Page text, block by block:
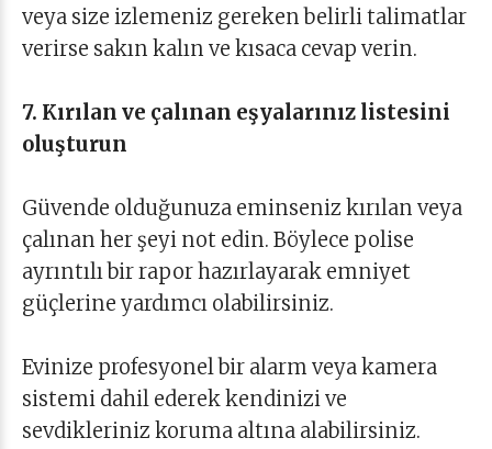
veya size izlemeniz gereken belirli talimatlar
verirse sakın kalın ve kısaca cevap verin.
7. Kırılan ve çalınan eşyalarınız listesini
oluşturun
Güvende olduğunuza eminseniz kırılan veya
çalınan her şeyi not edin. Böylece polise
ayrıntılı bir rapor hazırlayarak emniyet
güçlerine yardımcı olabilirsiniz.
Evinize profesyonel bir alarm veya kamera
sistemi dahil ederek kendinizi ve
sevdikleriniz koruma altına alabilirsiniz.